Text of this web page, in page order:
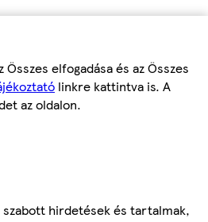
elfogadása és az Összes
linkre kattintva is. A
az oldalon.
szabott hirdetések és tartalmak,